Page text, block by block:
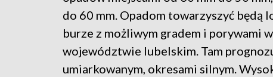
do 60 mm. Opadom towarzyszyć będą
burze z możliwym gradem i porywami
województwie lubelskim. Tam
umiarkowanym, okresami silnym.